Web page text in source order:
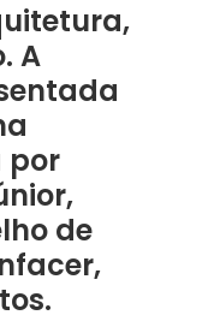
A
por
de